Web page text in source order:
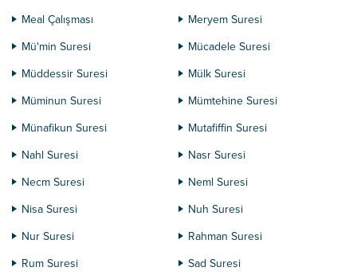
Meal Çalışması
Meryem Suresi
Mü'min Suresi
Mücadele Suresi
Müddessir Suresi
Mülk Suresi
Müminun Suresi
Mümtehine Suresi
Münafikun Suresi
Mutafiffin Suresi
Nahl Suresi
Nasr Suresi
Necm Suresi
Neml Suresi
Nisa Suresi
Nuh Suresi
Nur Suresi
Rahman Suresi
Rum Suresi
Sad Suresi